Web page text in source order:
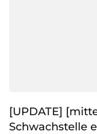
[UPDATE]
Schwachstelle